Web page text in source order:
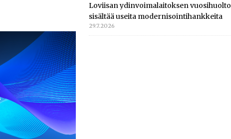
Loviisan ydinvoimalaitoksen vuosihuolto
sisältää useita modernisointihankkeita
29.7.2026